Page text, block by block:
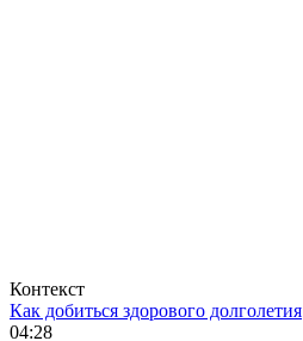
Контекст
Как добиться здорового долголетия
04:28